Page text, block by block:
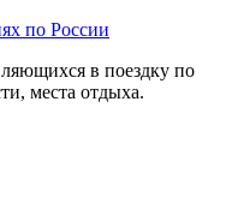
по России
в поездку по
места отдыха.